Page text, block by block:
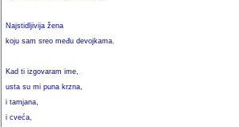
Najstidljivija žena
koju sam sreo među devojkama.
Kad ti izgovaram ime,
usta su mi puna krzna,
i tamjana,
i cveća,